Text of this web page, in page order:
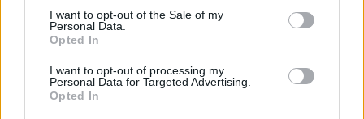
consent section.
I want to opt-out of the Sale of my
Personal Data.
Opted In
I want to opt-out of processing my
Personal Data for Targeted Advertising.
Opted In
ΓΙΑ ΤΟ ΚΑΛΟΚΑΙΡΙ ΣΟΥ →